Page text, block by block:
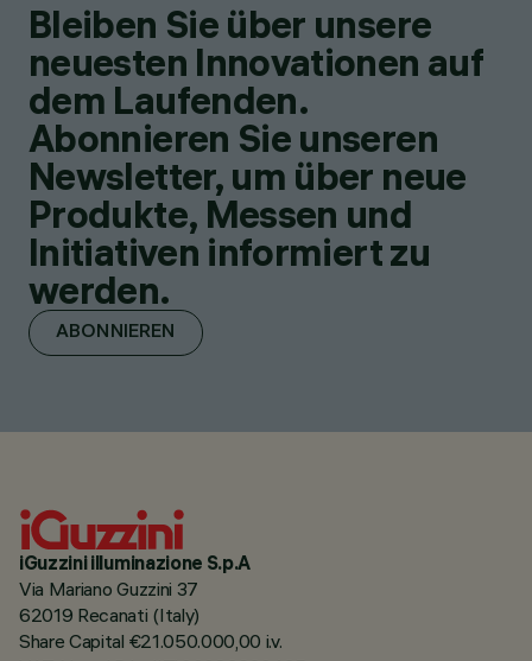
Bleiben Sie über unsere
neuesten Innovationen auf
dem Laufenden.
Abonnieren Sie unseren
Newsletter, um über neue
Produkte, Messen und
Initiativen informiert zu
werden.
ABONNIEREN
iGuzzini illuminazione S.p.A
Via Mariano Guzzini 37
62019 Recanati (Italy)
Share Capital €21.050.000,00 i.v.